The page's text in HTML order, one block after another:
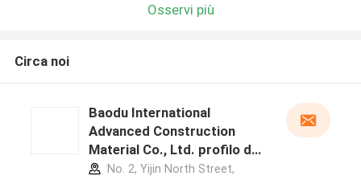
Osservi più
Circa noi
Baodu International
Advanced Construction
Material Co., Ltd. profilo del
produttore
No. 2, Yijin North Street,